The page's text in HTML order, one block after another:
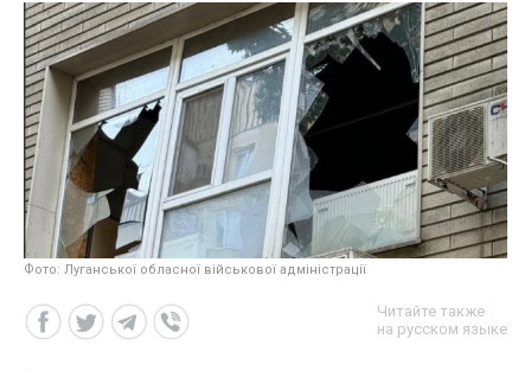
Фото: Луганської обласної військової адміністрації
Читайте также
на русском языке